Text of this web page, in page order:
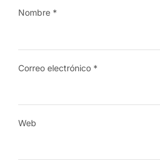
Nombre *
Correo electrónico *
Web